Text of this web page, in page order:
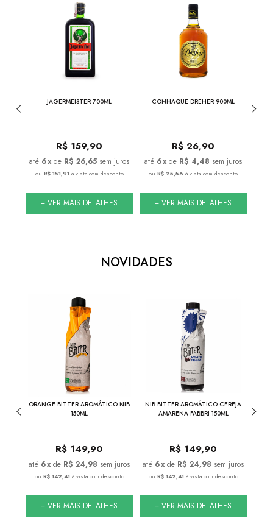
JAGERMEISTER 700ML
R$ 159,90
6x de R$ 26,65 sem juros
ou R$ 151,91 à vista com desconto
+ VER MAIS DETALHES
CONHAQUE DREHER 900ML
R$ 26,90
6x de R$ 4,48 sem juros
ouR$ 25,56 à vista com desconto
+ VER MAIS DETALHES
NOVIDADES
ORANGE BITTER AROMÁTICO NIB
150ML
R$ 149,90
6x de R$ 24,98 sem juros
ou R$ 142,41 à vista com desconto
+ VER MAIS DETALHES
NIB BITTER AROMÁTICO CEREJA
AMARENA FABBRI 150ML
R$ 149,90
6x de R$ 24,98 sem juros
ou R$ 142,41 à vista com desconto
+ VER MAIS DETALHES